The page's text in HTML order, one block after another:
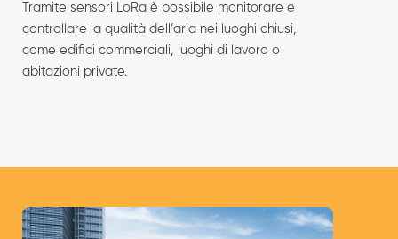
Tramite sensori LoRa è possibile monitorare e
controllare la qualità dell’aria nei luoghi chiusi,
come edifici commerciali, luoghi di lavoro o
abitazioni private.